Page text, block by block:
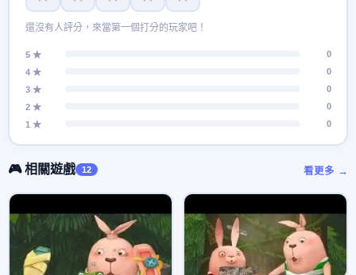
還沒有人評分，來當第一個打分的玩家吧！
5 ★
0
4 ★
0
3 ★
0
2 ★
0
1 ★
0
🎮 相關遊戲 12 看更多 →